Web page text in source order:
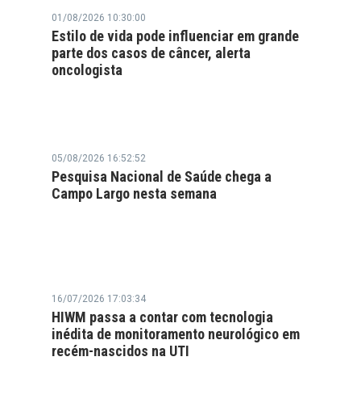
01/08/2026 10:30:00
Estilo de vida pode influenciar em grande
parte dos casos de câncer, alerta
oncologista
05/08/2026 16:52:52
Pesquisa Nacional de Saúde chega a
Campo Largo nesta semana
16/07/2026 17:03:34
HIWM passa a contar com tecnologia
inédita de monitoramento neurológico em
recém-nascidos na UTI